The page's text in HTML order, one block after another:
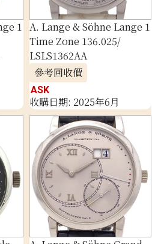
1 A. Lange & Söhne Lange 1
Time Zone 136.025/
LSLS1362AA
參考回收價
ASK
收購日期: 2025年6月